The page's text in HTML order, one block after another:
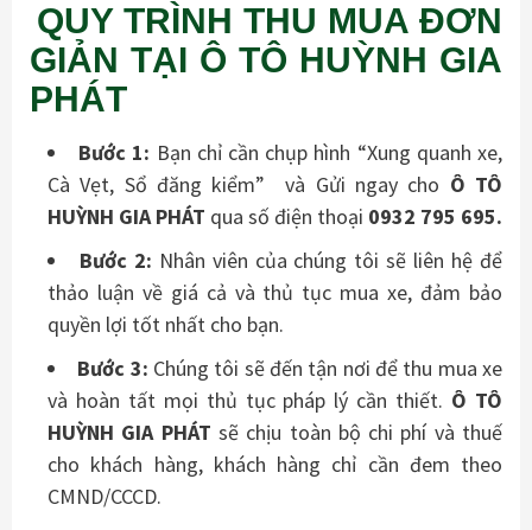
QUY TRÌNH THU MUA ĐƠN
GIẢN TẠI Ô TÔ HUỲNH GIA
PHÁT
Bước 1: Bạn chỉ cần chụp hình “Xung quanh xe,
Cà Vẹt, Sổ đăng kiểm” và Gửi ngay cho Ô TÔ
HUỲNH GIA PHÁT qua số điện thoại 0932 795 695.
Bước 2: Nhân viên của chúng tôi sẽ liên hệ để
thảo luận về giá cả và thủ tục mua xe, đảm bảo
quyền lợi tốt nhất cho bạn.
Bước 3: Chúng tôi sẽ đến tận nơi để thu mua xe
và hoàn tất mọi thủ tục pháp lý cần thiết. Ô TÔ
HUỲNH GIA PHÁT sẽ chịu toàn bộ chi phí và thuế
cho khách hàng, khách hàng chỉ cần đem theo
CMND/CCCD.